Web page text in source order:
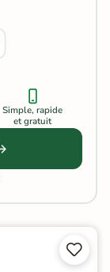
Simple, rapide
et gratuit

